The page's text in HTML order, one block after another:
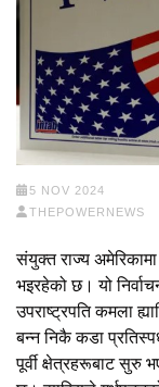
5 NOV 2024
THEPOWERNEWS
संयुक्त राज्य अमेरिकामा
भइरहेको छ। यो
उपराष्ट्रपति कमला
बन्न निकै कडा
पूर्वी क्षेत्रहरूबाट सुरु